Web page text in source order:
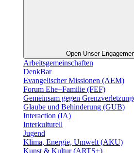
Open Unser
Arbeitsgemeinschaften
DenkBar
Evangelischer Missionen (AEM)
Forum Ehe+Familie (FEF)
Gemeinsam gegen
Glaube und Behinderung (GUB)
Interaction (IA)
Interkulturell
Jugend
Klima, Energie, Umwelt (AKU)
Kunst & Kultur (ARTS+)